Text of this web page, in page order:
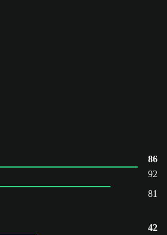
86
92
81
42